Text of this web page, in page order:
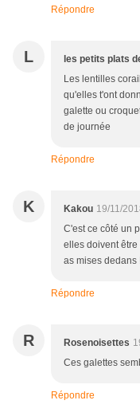
Répondre
L les petits plats
Les lentilles
qu'elles t'ont
galette ou
de journée
Répondre
K Kakou 19/11/
C'est ce côté un
elles doivent
as mises dedans
Répondre
R Rosenoisettes
Ces galettes
Répondre